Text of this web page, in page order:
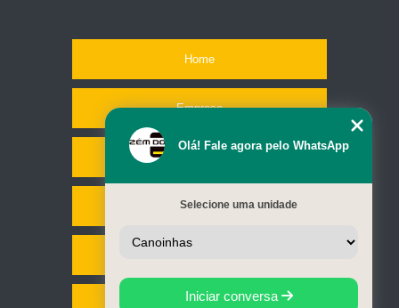
Home
Empresa
Serviços
Mapa do site
Olá! Fale agora pelo WhatsApp
Selecione uma unidade
Iniciar conversa